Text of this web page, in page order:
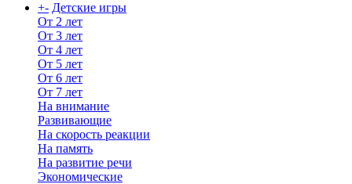
+- Детские игры
От 2 лет
От 3 лет
От 4 лет
От 5 лет
От 6 лет
От 7 лет
На внимание
Развивающие
На скорость реакции
На память
На развитие речи
Экономические